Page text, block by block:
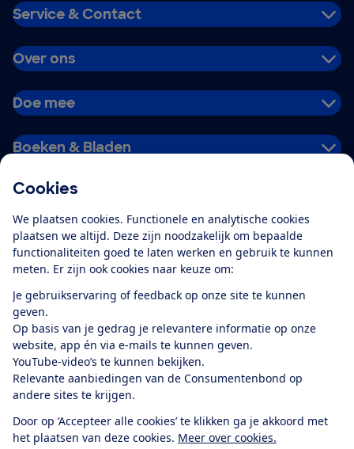
Cookies
We plaatsen cookies. Functionele en analytische cookies
plaatsen we altijd. Deze zijn noodzakelijk om bepaalde
functionaliteiten goed te laten werken en gebruik te kunnen
meten. Er zijn ook cookies naar keuze om:
Je gebruikservaring of feedback op onze site te kunnen
geven.
Op basis van je gedrag je relevantere informatie op onze
website, app én via e-mails te kunnen geven.
YouTube-video’s te kunnen bekijken.
Relevante aanbiedingen van de Consumentenbond op
andere sites te krijgen.
Door op ‘Accepteer alle cookies’ te klikken ga je akkoord met
het plaatsen van deze cookies. Meer over cookies.
Service & Contact
Over ons
Doe mee
Boeken & Bladen
Alles over de
app
Algemene Voorwaarden
Privacyverklaring
Cookiebeleid
Privacyvoorkeuren
Toegankelijkheid
RSS-feed nieuws
Facebook
TwitterInstagram
YoutubeLinkedIn
12.901consumentenbeoordelen de Consumentenbondmet gemiddeld